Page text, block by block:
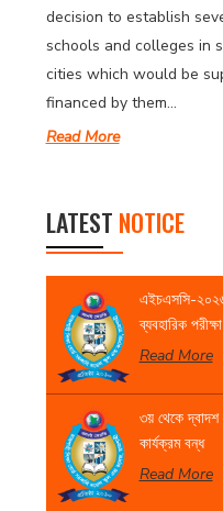
decision to establish
schools and colleges in
cities which would be
financed by them...
Read More
LATEST NOTICE
এইচএসসি-
ব্যবহারিক পরীক্ষা
Read More
৩য় থেকে দ্বাদশ
কার্যক্রম বন্ধ
Read More